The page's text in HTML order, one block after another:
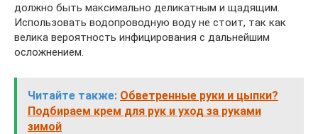
должно быть максимально деликатным и щадящим.
Использовать водопроводную воду не стоит, так как
велика вероятность инфицирования с дальнейшим
осложнением.
Читайте также: Обветренные руки и цыпки?
Подбираем крем для рук и уход за руками
зимой